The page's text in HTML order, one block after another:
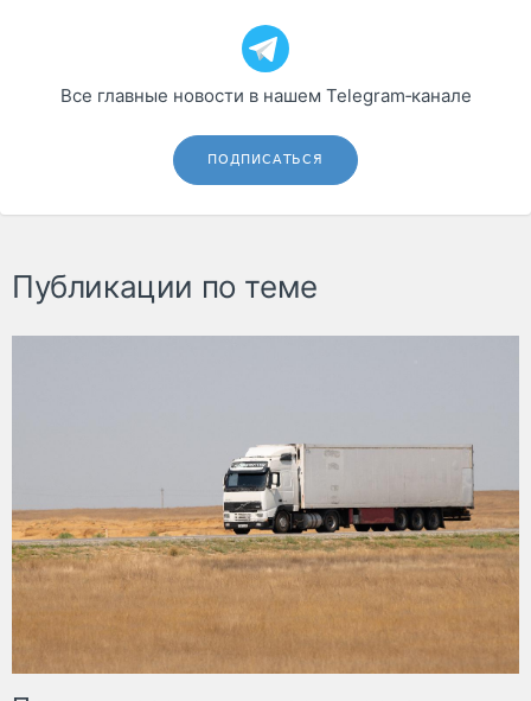
Все главные новости в нашем Telegram‑канале
ПОДПИСАТЬСЯ
Публикации по теме